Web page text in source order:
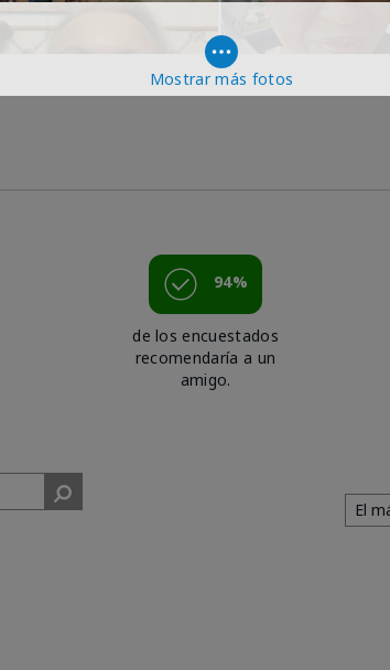
Mostrar más fotos
94%
de los encuestados
recomendaría a un
amigo.